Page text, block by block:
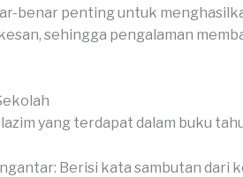
benar penting untuk
sehingga pengalaman
yang terdapat dalam buku
Berisi kata sambutan dari